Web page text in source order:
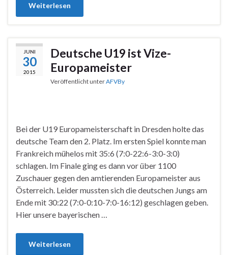
Weiterlesen
JUNI
30
2015
Deutsche U19 ist Vize-
Europameister
Veröffentlicht unterAFVBy
Bei der U19 Europameisterschaft in Dresden holte das
deutsche Team den 2. Platz. Im ersten Spiel konnte man
Frankreich mühelos mit 35:6 (7:0-22:6-3:0-3:0)
schlagen. Im Finale ging es dann vor über 1100
Zuschauer gegen den amtierenden Europameister aus
Österreich. Leider mussten sich die deutschen Jungs am
Ende mit 30:22 (7:0-0:10-7:0-16:12) geschlagen geben.
Hier unsere bayerischen …
Weiterlesen